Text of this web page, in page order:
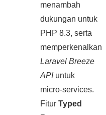
menambah
dukungan untuk
PHP 8.3, serta
memperkenalkan
Laravel Breeze
APIuntuk
micro‑services.
Fitur Typed